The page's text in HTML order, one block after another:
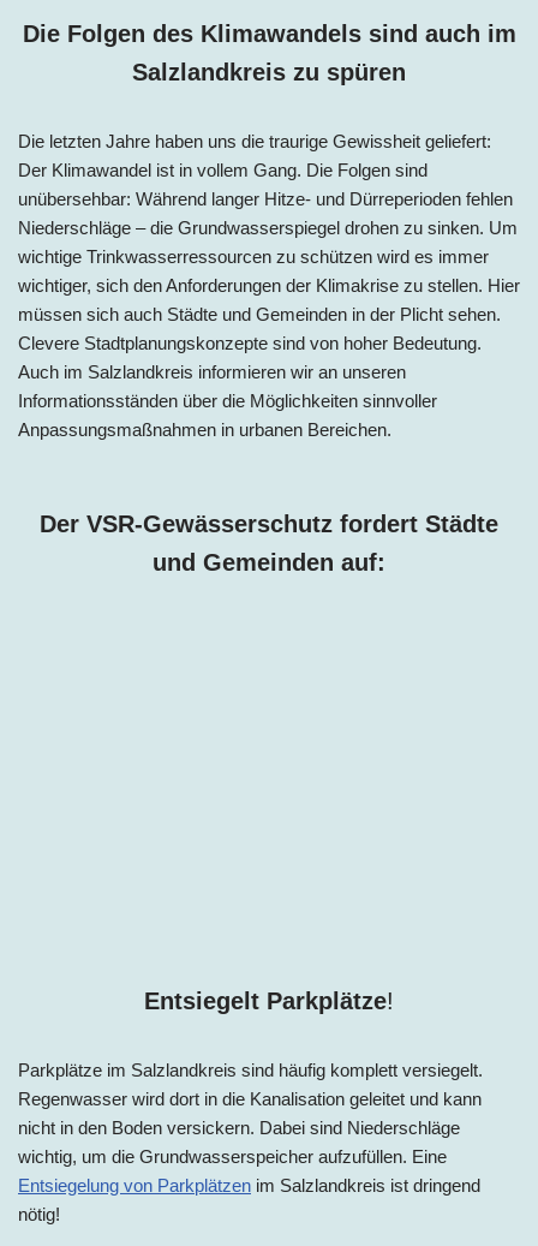
Die Folgen des Klimawandels sind auch im
Salzlandkreis zu spüren
Die letzten Jahre haben uns die traurige Gewissheit geliefert:
Der Klimawandel ist in vollem Gang. Die Folgen sind
unübersehbar: Während langer Hitze- und Dürreperioden fehlen
Niederschläge – die Grundwasserspiegel drohen zu sinken. Um
wichtige Trinkwasserressourcen zu schützen wird es immer
wichtiger, sich den Anforderungen der Klimakrise zu stellen. Hier
müssen sich auch Städte und Gemeinden in der Plicht sehen.
Clevere Stadtplanungskonzepte sind von hoher Bedeutung.
Auch im Salzlandkreis informieren wir an unseren
Informationsständen über die Möglichkeiten sinnvoller
Anpassungsmaßnahmen in urbanen Bereichen.
Der VSR-Gewässerschutz fordert Städte
und Gemeinden auf:
Entsiegelt Parkplätze!
Parkplätze im Salzlandkreis sind häufig komplett versiegelt.
Regenwasser wird dort in die Kanalisation geleitet und kann
nicht in den Boden versickern. Dabei sind Niederschläge
wichtig, um die Grundwasserspeicher aufzufüllen. Eine
Entsiegelung von Parkplätzen im Salzlandkreis ist dringend
nötig!